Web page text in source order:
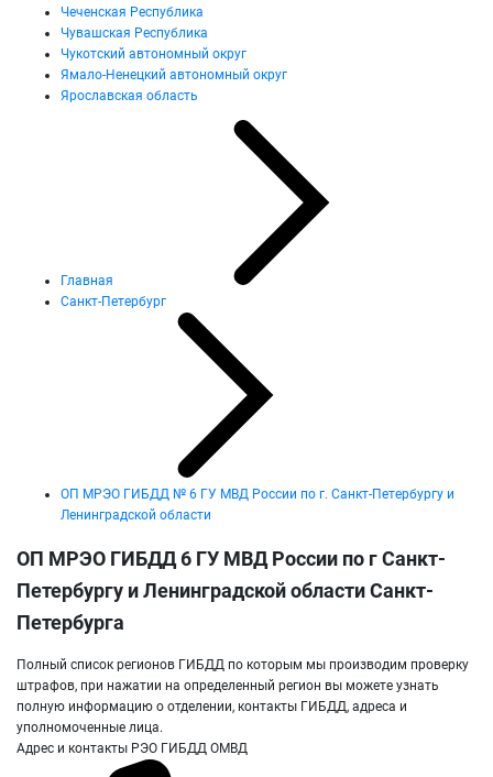
Чеченская Республика
Чувашская Республика
Чукотский автономный округ
Ямало-Ненецкий автономный округ
Ярославская область
Главная
Санкт-Петербург
ОП МРЭО ГИБДД № 6 ГУ МВД России по г. Санкт-Петербургу и
Ленинградской области
ОП МРЭО ГИБДД 6 ГУ МВД России по г Санкт-
Петербургу и Ленинградской области Санкт-
Петербурга
Полный список регионов ГИБДД по которым мы производим проверку
штрафов, при нажатии на определенный регион вы можете узнать
полную информацию о отделении, контакты ГИБДД, адреса и
уполномоченные лица.
Адрес и контакты РЭО ГИБДД ОМВД